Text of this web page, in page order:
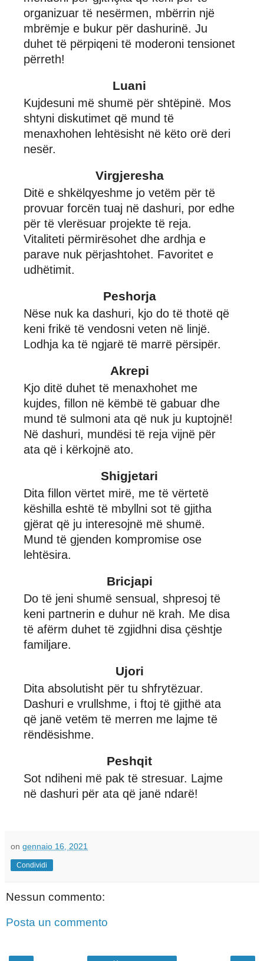
organizuar të nesërmen, mbërrin një
mbrëmje e bukur për dashurinë. Ju
duhet të përpiqeni të moderoni tensionet
përreth!
Luani
Kujdesuni më shumë për shtëpinë. Mos
shtyni diskutimet që mund të
menaxhohen lehtësisht në këto orë deri
nesër.
Virgjeresha
Ditë e shkëlqyeshme jo vetëm për të
provuar forcën tuaj në dashuri, por edhe
për të vlerësuar projekte të reja.
Vitaliteti përmirësohet dhe ardhja e
parave nuk përjashtohet. Favoritet e
udhëtimit.
Peshorja
Nëse nuk ka dashuri, kjo do të thotë që
keni frikë të vendosni veten në linjë.
Lodhja ka të ngjarë të marrë përsipër.
Akrepi
Kjo ditë duhet të menaxhohet me
kujdes, fillon në këmbë të gabuar dhe
mund të sulmoni ata që nuk ju kuptojnë!
Në dashuri, mundësi të reja vijnë për
ata që i kërkojnë ato.
Shigjetari
Dita fillon vërtet mirë, me të vërtetë
këshilla eshtë të mbyllni sot të gjitha
gjërat që ju interesojnë më shumë.
Mund të gjenden kompromise ose
lehtësira.
Bricjapi
Do të jeni shumë sensual, shpresoj të
keni partnerin e duhur në krah. Me disa
të afërm duhet të zgjidhni disa çështje
familjare.
Ujori
Dita absolutisht për tu shfrytëzuar.
Dashuri e vrullshme, i ftoj të gjithë ata
që janë vetëm të merren me lajme të
rëndësishme.
Peshqit
Sot ndiheni më pak të stresuar. Lajme
në dashuri për ata që janë ndarë!
on gennaio 16, 2021
Condividi
Nessun commento:
Posta un commento